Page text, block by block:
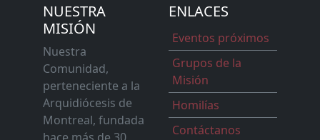
NUESTRA
MISIÓN
Nuestra
Comunidad,
perteneciente a la
Arquidiócesis de
Montreal, fundada
hace más de 30
ENLACES
Eventos próximos
Grupos de la
Misión
Homilías
Contáctanos